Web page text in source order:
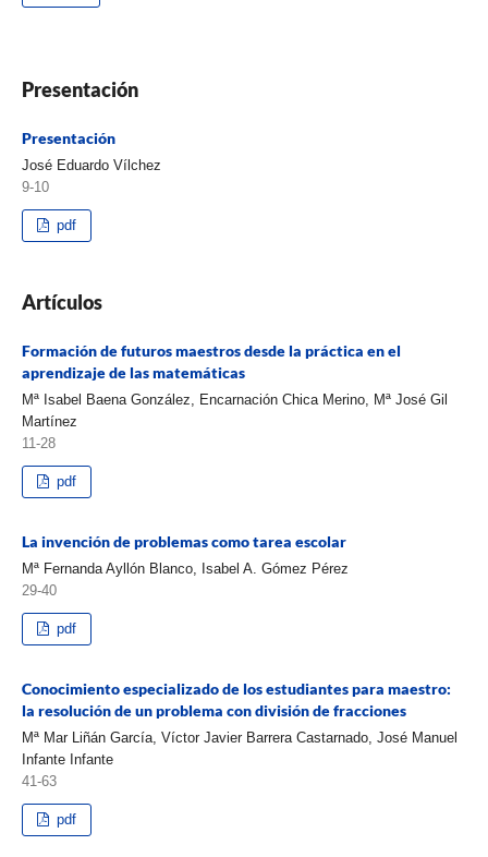
Presentación
Presentación
José Eduardo Vílchez
9-10
pdf
Artículos
Formación de futuros maestros desde la práctica en el
aprendizaje de las matemáticas
Mª Isabel Baena González, Encarnación Chica Merino, Mª José Gil
Martínez
11-28
pdf
La invención de problemas como tarea escolar
Mª Fernanda Ayllón Blanco, Isabel A. Gómez Pérez
29-40
pdf
Conocimiento especializado de los estudiantes para maestro:
la resolución de un problema con división de fracciones
Mª Mar Liñán García, Víctor Javier Barrera Castarnado, José Manuel
Infante Infante
41-63
pdf